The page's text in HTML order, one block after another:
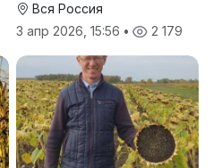
Вся Россия
3 апр 2026, 15:56 • 2 179